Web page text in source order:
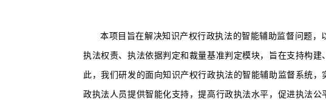
本项目旨在解决知识产权行政执法的智能辅助监督问题
执法权责、执法依据判定和裁量基准判定模块，旨在支持构
此，我们研发的面向知识产权行政执法的智能辅助监督系统
政执法人员提供智能化支持，提高行政执法水平，促进执法公